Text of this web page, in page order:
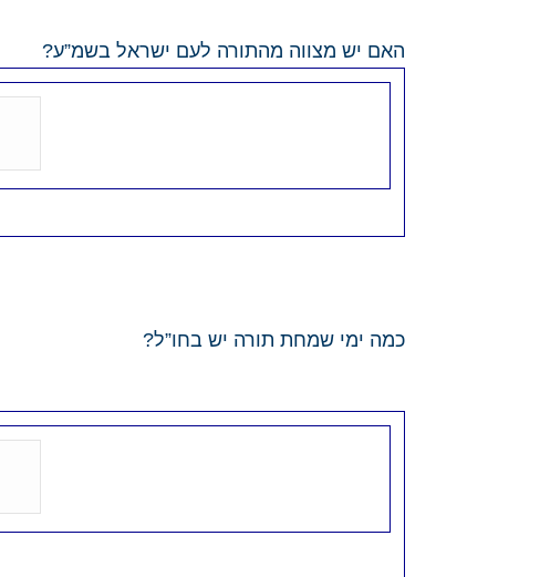
האם יש מצווה מהתורה לעם ישראל בשמ”ע?
כמה ימי שמחת תורה יש בחו”ל?